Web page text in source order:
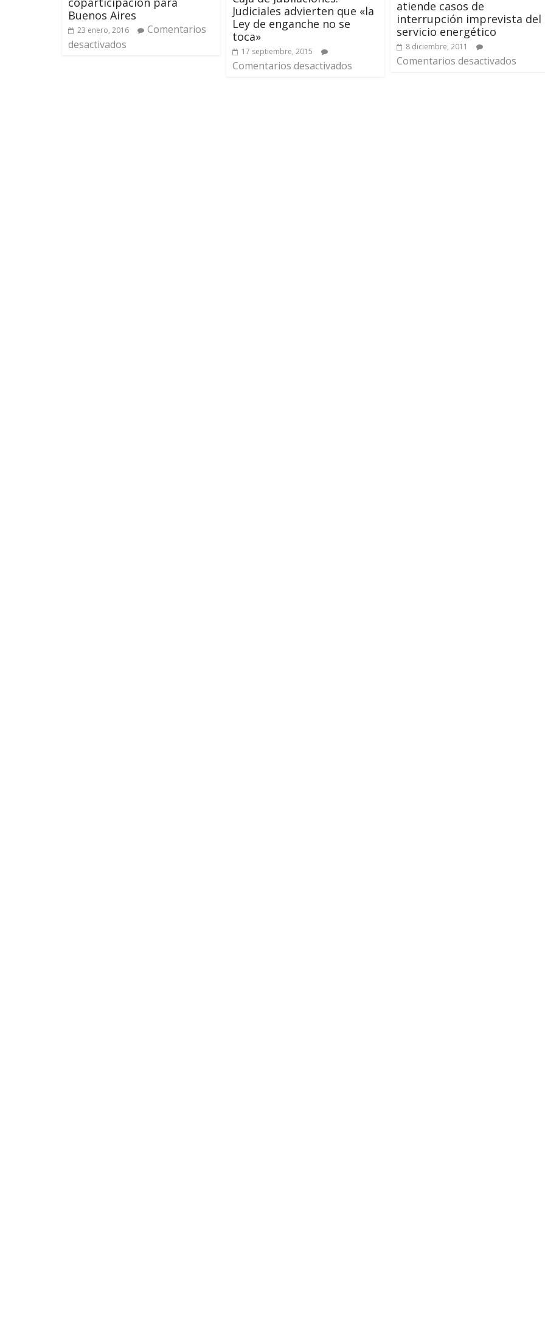
Buenos Aires
23 enero, 2016
Comentarios
desactivados
Judiciales advierten que «la
Ley de enganche no se
toca»
17 septiembre, 2015
Comentarios desactivados
atiende casos de
interrupción imprevista del
servicio energético
8 diciembre, 2011
Comentarios desactivados